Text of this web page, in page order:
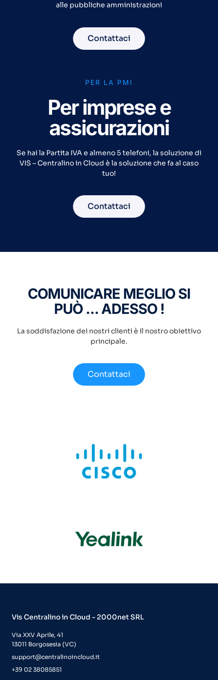
alle pubbliche amministrazioni
Contattaci
PER LA PMI
Per imprese e
assicurazioni
Se hai la Partita IVA e almeno 5 telefoni, la soluzione di
VIS – Centralino in Cloud è la soluzione che fa al caso
tuo!
Contattaci
COMUNICARE MEGLIO SI
PUÒ ... ADESSO !
La soddisfazione dei nostri clienti è il nostro obiettivo
principale.
Contattaci
Vis Centralino in Cloud - 2000net SRL
Via XXV Aprile, 41
13011 Borgosesia (VC)
support@centralinoincloud.it
+39 02 38085851